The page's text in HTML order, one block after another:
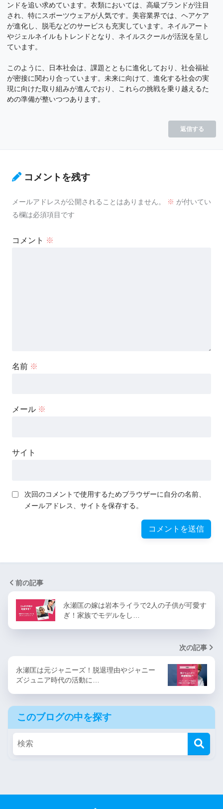
ンドを追い求めています。衣類においては、高級ブランドが注目
され、特にスポーツウェアが人気です。美容業界では、ヘアケア
が進化し、脱毛などのサービスも充実しています。ネイルアート
やジェルネイルもトレンドとなり、ネイルスクールが活況を呈し
ています。
このように、日本社会は、課題とともに進化しており、社会福祉
が密接に関わり合っています。未来に向けて、進化する社会の実
現に向けた取り組みが進んでおり、これらの挑戦を乗り越えるた
めの準備が整いつつあります。
返信する
コメントを残す
メールアドレスが公開されることはありません。 ※ が付いてい
る欄は必須項目です
コメント ※
名前 ※
メール ※
サイト
次回のコメントで使用するためブラウザーに自分の名前、
メールアドレス、サイトを保存する。
前の記事
永瀬匡の嫁は岩本ライラで2人の子供が可愛す
ぎ！家族でモデルをし…
次の記事
永瀬匡は元ジャニーズ！脱退理由やジャニー
ズジュニア時代の活動に…
このブログの中を探す